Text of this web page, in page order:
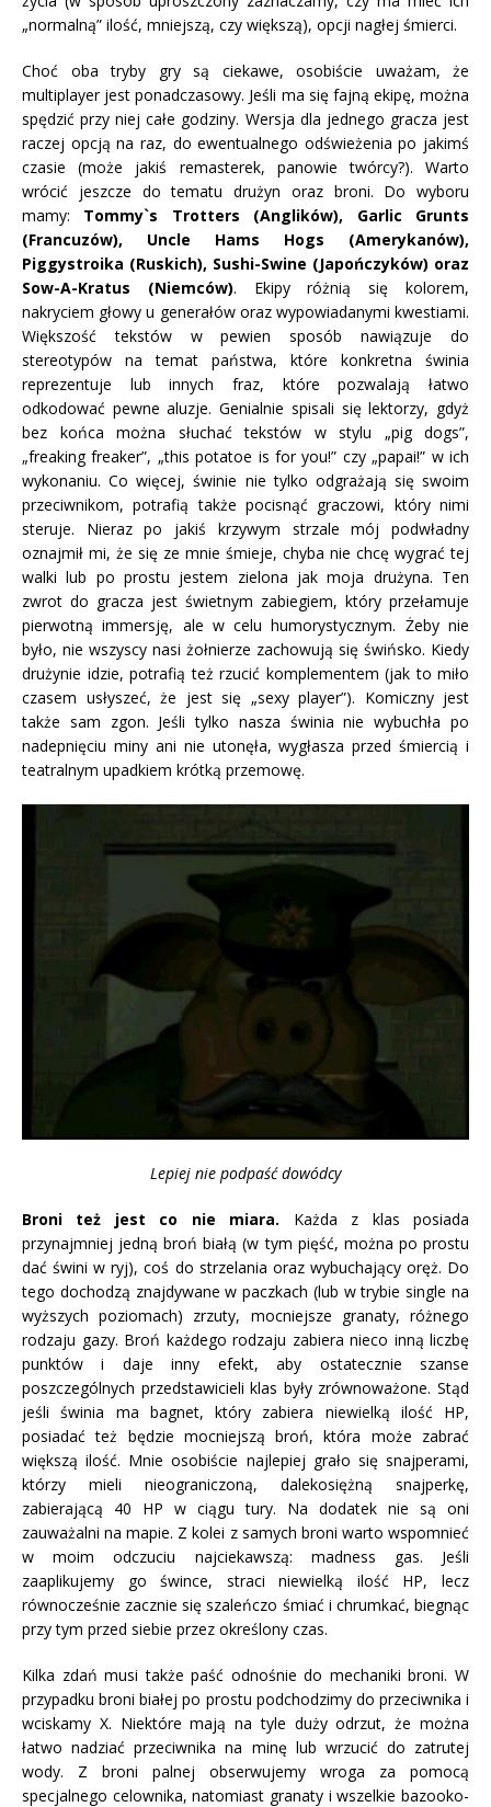
„normalną” ilość, mniejszą, czy większą), opcji nagłej śmierci.
Choć oba tryby gry są ciekawe, osobiście uważam, że
multiplayer jest ponadczasowy. Jeśli ma się fajną ekipę, można
spędzić przy niej całe godziny. Wersja dla jednego gracza jest
raczej opcją na raz, do ewentualnego odświeżenia po jakimś
czasie (może jakiś remasterek, panowie twórcy?). Warto
wrócić jeszcze do tematu drużyn oraz broni. Do wyboru
mamy: Tommy`s Trotters (Anglików), Garlic Grunts
(Francuzów), Uncle Hams Hogs (Amerykanów),
Piggystroika (Ruskich), Sushi-Swine (Japończyków) oraz
Sow-A-Kratus (Niemców). Ekipy różnią się kolorem,
nakryciem głowy u generałów oraz wypowiadanymi kwestiami.
Większość tekstów w pewien sposób nawiązuje do
stereotypów na temat państwa, które konkretna świnia
reprezentuje lub innych fraz, które pozwalają łatwo
odkodować pewne aluzje. Genialnie spisali się lektorzy, gdyż
bez końca można słuchać tekstów w stylu „pig dogs”,
„freaking freaker”, „this potatoe is for you!” czy „papai!” w ich
wykonaniu. Co więcej, świnie nie tylko odgrażają się swoim
przeciwnikom, potrafią także pocisnąć graczowi, który nimi
steruje. Nieraz po jakiś krzywym strzale mój podwładny
oznajmił mi, że się ze mnie śmieje, chyba nie chcę wygrać tej
walki lub po prostu jestem zielona jak moja drużyna. Ten
zwrot do gracza jest świetnym zabiegiem, który przełamuje
pierwotną immersję, ale w celu humorystycznym. Żeby nie
było, nie wszyscy nasi żołnierze zachowują się świńsko. Kiedy
drużynie idzie, potrafią też rzucić komplementem (jak to miło
czasem usłyszeć, że jest się „sexy player”). Komiczny jest
także sam zgon. Jeśli tylko nasza świnia nie wybuchła po
nadepnięciu miny ani nie utonęła, wygłasza przed śmiercią i
teatralnym upadkiem krótką przemowę.
Lepiej nie podpaść dowódcy
Broni też jest co nie miara. Każda z klas posiada
przynajmniej jedną broń białą (w tym pięść, można po prostu
dać świni w ryj), coś do strzelania oraz wybuchający oręż. Do
tego dochodzą znajdywane w paczkach (lub w trybie single na
wyższych poziomach) zrzuty, mocniejsze granaty, różnego
rodzaju gazy. Broń każdego rodzaju zabiera nieco inną liczbę
punktów i daje inny efekt, aby ostatecznie szanse
poszczególnych przedstawicieli klas były zrównoważone. Stąd
jeśli świnia ma bagnet, który zabiera niewielką ilość HP,
posiadać też będzie mocniejszą broń, która może zabrać
większą ilość. Mnie osobiście najlepiej grało się snajperami,
którzy mieli nieograniczoną, dalekosiężną snajperkę,
zabierającą 40 HP w ciągu tury. Na dodatek nie są oni
zauważalni na mapie. Z kolei z samych broni warto wspomnieć
w moim odczuciu najciekawszą: madness gas. Jeśli
zaaplikujemy go śwince, straci niewielką ilość HP, lecz
równocześnie zacznie się szaleńczo śmiać i chrumkać, biegnąc
przy tym przed siebie przez określony czas.
Kilka zdań musi także paść odnośnie do mechaniki broni. W
przypadku broni białej po prostu podchodzimy do przeciwnika i
wciskamy X. Niektóre mają na tyle duży odrzut, że można
łatwo nadziać przeciwnika na minę lub wrzucić do zatrutej
wody. Z broni palnej obserwujemy wroga za pomocą
specjalnego celownika, natomiast granaty i wszelkie bazooko-